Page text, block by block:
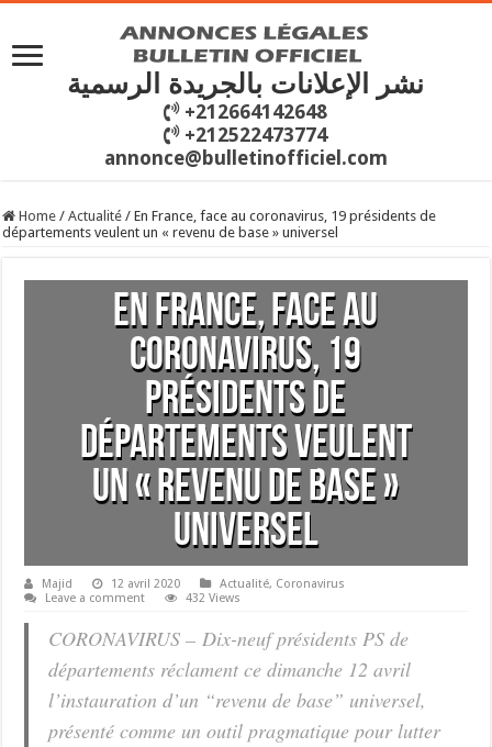
نشر الإعلانات بالجريدة الرسمية
+212664142648
+212522473774
annonce@bulletinofficiel.com
Home / Actualité / En France, face au coronavirus, 19 présidents de
départements veulent un « revenu de base » universel
En France, face au
coronavirus, 19
présidents de
départements veulent
un « revenu de base »
universel
Majid 12 avril 2020 Actualité, Coronavirus
Leave a comment
432 Views
CORONAVIRUS – Dix-neuf présidents PS de
départements réclament ce dimanche 12 avril
l’instauration d’un “revenu de base” universel,
présenté comme un outil pragmatique pour lutter